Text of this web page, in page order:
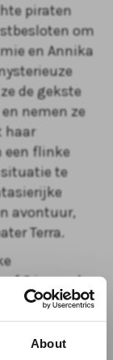
About
piraten
om
en Annika
de gekste
nemen ze
haar
een flinke
te
avontuur,
Terra.
6 jaar vol
op de